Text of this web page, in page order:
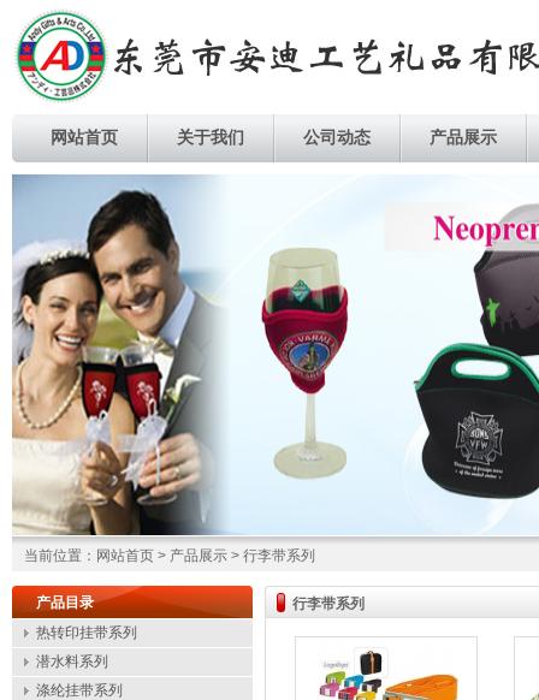
网站首页 关于我们 公司动态 产品展示
当前位置：网站首页 > 产品展示 > 行李带系列
产品目录
热转印挂带系列
潜水料系列
涤纶挂带系列
行李带系列